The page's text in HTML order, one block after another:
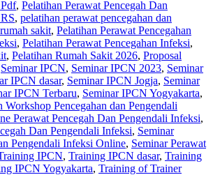
, Pelatihan Perawat Pencegah Dan
, pelatihan perawat pencegahan dan
sakit, Pelatihan Perawat Pencegahan
, Pelatihan Perawat Pencegahan Infeksi,
, Pelatihan Rumah Sakit 2026, Proposal
Seminar IPCN, Seminar IPCN 2023, Seminar
IPCN dasar, Seminar IPCN Jogja, Seminar
IPCN Terbaru, Seminar IPCN Yogyakarta,
Workshop Pencegahan dan Pengendali
Perawat Pencegah Dan Pengendali Infeksi,
Dan Pengendali Infeksi, Seminar
Pengendali Infeksi Online, Seminar Perawat
IPCN, Training IPCN dasar, Training
IPCN Yogyakarta, Training of Trainer